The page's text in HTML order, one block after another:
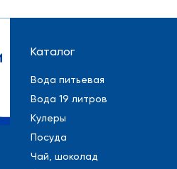
Каталог
Вода питьевая
Вода 19 литров
Кулеры
Посуда
Чай, шоколад